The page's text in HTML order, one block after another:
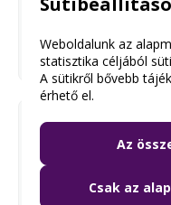
Ajánlati
Anyagok és
beszerzése a
kivitelezési
Ajánlattételi
Weboldalunk az
statisztika céljából
A sütikről bővebb
érhető el.
Az
Csak az